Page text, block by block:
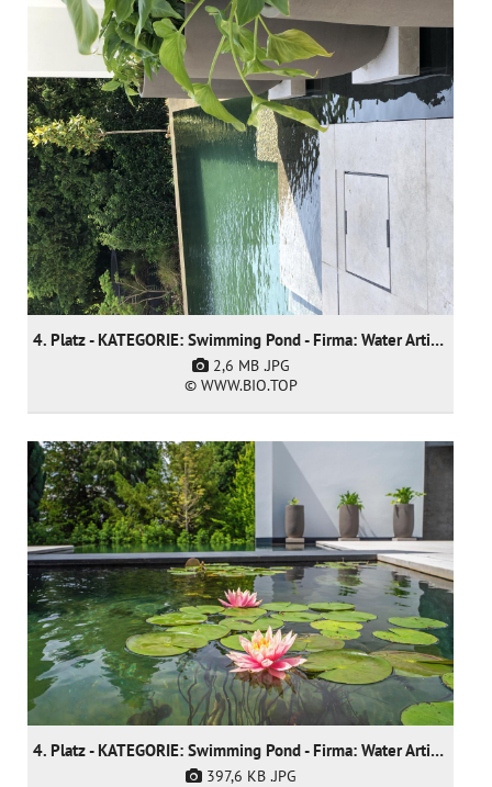
4. Platz - KATEGORIE: Swimming Pond - Firma: Water Artisans
2,6 MB .JPG
© WWW.BIO.TOP
4. Platz - KATEGORIE: Swimming Pond - Firma: Water Artisans
397,6 KB .JPG